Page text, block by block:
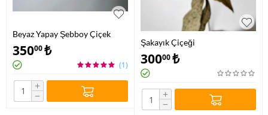
Beyaz Yapay Şebboy Çiçek
35000₺
(1)
+
−
Şakayık Çiçeği
30000₺
+
−